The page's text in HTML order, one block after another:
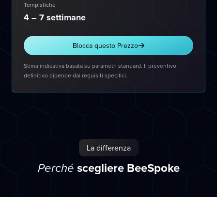
Tempistiche
4 – 7 settimane
Blocca questo Prezzo
Stima indicativa basata su parametri standard. Il preventivo
definitivo dipende dai requisiti specifici.
La differenza
Perchéscegliere BeeSpoke